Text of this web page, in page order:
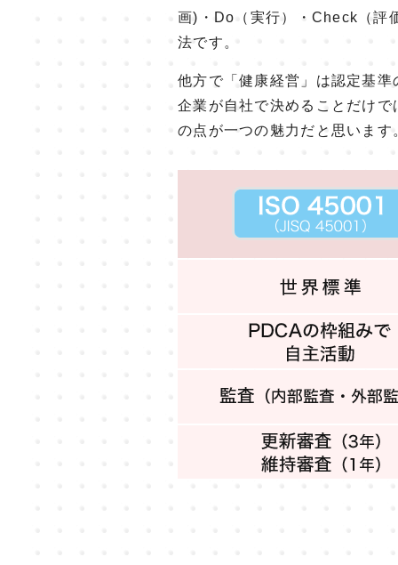
画)・Do（実行）・Check（評
法です。
他方で「健康経営」は認定基
企業が自社で決めることだけ
の点が一つの魅力だと思います